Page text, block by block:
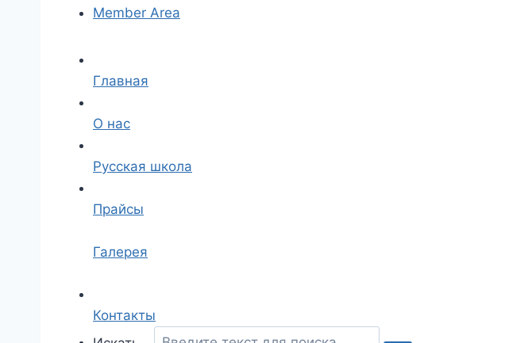
Member Area
Главная
О нас
Русская школа
Прайсы
Галерея
Контакты